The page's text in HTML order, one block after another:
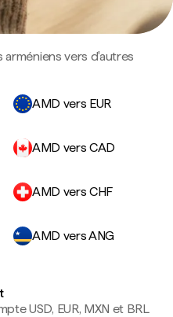
arméniens vers d'autres
AMD vers EUR
AMD vers CAD
AMD vers CHF
AMD vers ANG
USD, EUR, MXN et BRL